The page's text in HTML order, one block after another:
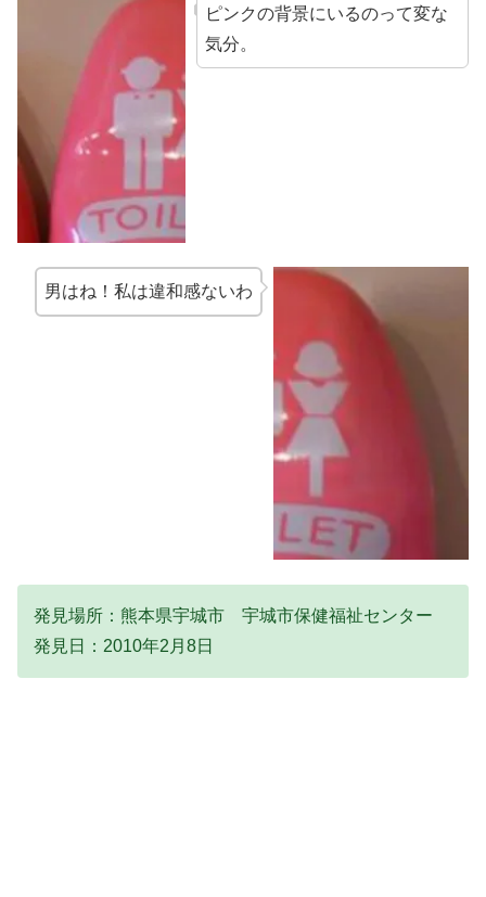
ピンクの背景にいるのって変な
気分。
男はね！私は違和感ないわ
発見場所：熊本県宇城市 宇城市保健福祉センター
発見日：2010年2月8日